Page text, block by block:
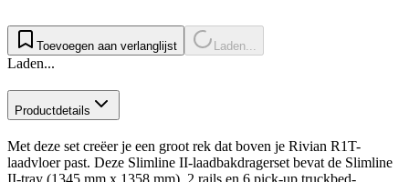
Toevoegen aan verlanglijst Laden...
Laden...
Productdetails
Met deze set creëer je een groot rek dat boven je Rivian R1T-
laadvloer past. Deze Slimline II-laadbakdragerset bevat de Slimline
II-tray (1345 mm x 1358 mm), 2 rails en 6 pick-up truckbed-